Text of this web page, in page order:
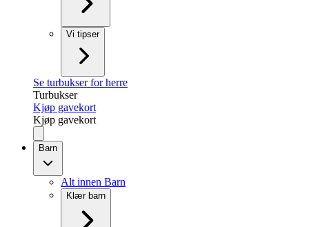
Vi tipser
Se turbukser for herre
Turbukser
Kjøp gavekort
Kjøp gavekort
Barn
Alt innen Barn
Klær barn